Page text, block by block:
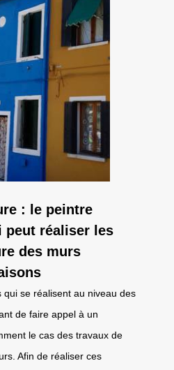
: le peintre
peut réaliser les
des murs
qui se réalisent au niveau des
de faire appel à un
le cas des travaux de
Afin de réaliser ces